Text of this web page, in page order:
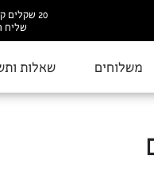
20 שקלים קאשבק בכל הזמנה מעל 250 ש”ח
שליח
משלוחים שאלות